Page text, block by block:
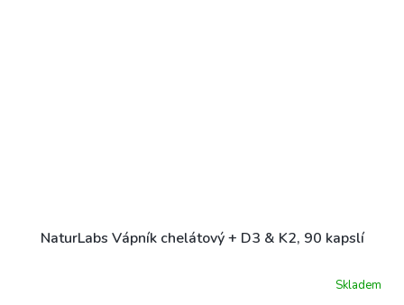
NaturLabs Vápník chelátový + D3 & K2, 90 kapslí
Skladem